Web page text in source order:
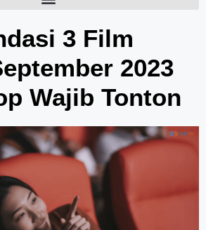
3 Film
2023
Wajib Tonton